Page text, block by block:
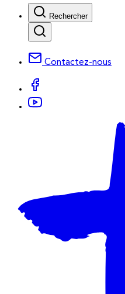
Rechercher
Contactez-nous